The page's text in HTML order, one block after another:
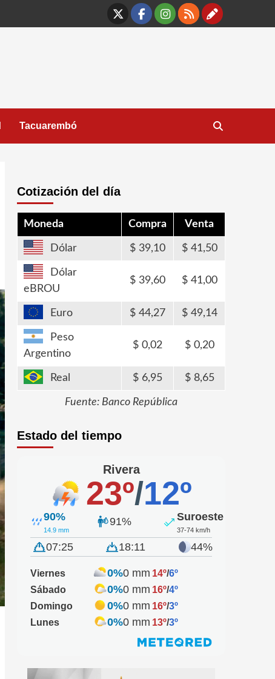
X Facebook
Instagram
RSS
Tacuarembó
Cotización del día
Moneda Compra Venta
Dólar 39,10 41,50
Dólar
eBROU
39,60 41,00
Euro 44,27 49,14
Peso
Argentino
0,02 0,20
Real 6,95 8,65
Fuente: Banco República
Estado del tiempo
Rivera
23º/12º
90%
14.9 mm
91% Suroeste
37-74 km/h
07:25 18:11 44%
Viernes 0%0 mm 14º/6º
Sábado
0%0 mm 16º/4º
Domingo
0%0 mm 16º/3º
Lunes
0%0 mm 13º/3º